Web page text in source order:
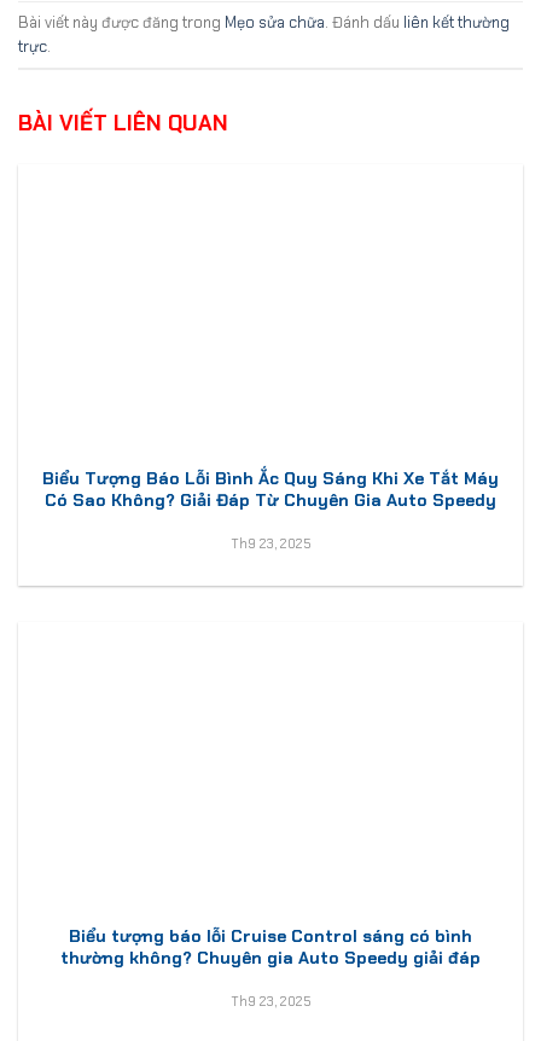
Bài viết này được đăng trong Mẹo sửa chữa. Đánh dấu liên kết thường
trực.
BÀI VIẾT LIÊN QUAN
Biểu Tượng Báo Lỗi Bình Ắc Quy Sáng Khi Xe Tắt Máy
Có Sao Không? Giải Đáp Từ Chuyên Gia Auto Speedy
Th9 23, 2025
Biểu tượng báo lỗi Cruise Control sáng có bình
thường không? Chuyên gia Auto Speedy giải đáp
Th9 23, 2025